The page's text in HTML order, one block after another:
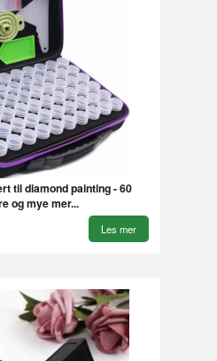
til diamond painting - 60
og mye mer...
Les mer